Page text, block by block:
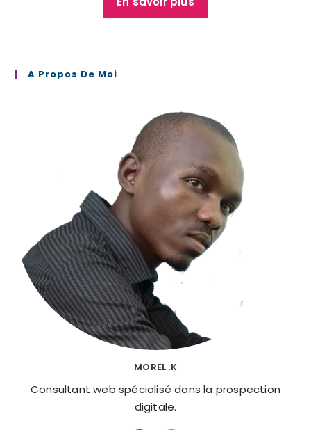
A Propos De Moi
MOREL .K
Consultant web spécialisé dans la prospection
digitale.